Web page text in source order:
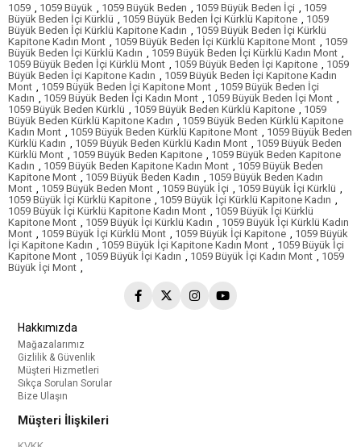
1059
1059 Büyük 1059 Büyük Beden 1059 Büyük Beden İçi
1059
Büyük Beden İçi Kürklü
1059 Büyük Beden İçi Kürklü Kapitone
1059
Büyük Beden İçi Kürklü Kapitone Kadın
1059 Büyük Beden İçi Kürklü
Kapitone Kadın Mont
1059 Büyük Beden İçi Kürklü Kapitone Mont
1059
Büyük Beden İçi Kürklü Kadın
1059 Büyük Beden İçi Kürklü Kadın Mont
1059 Büyük Beden İçi Kürklü Mont
1059 Büyük Beden İçi Kapitone
1059
Büyük Beden İçi Kapitone Kadın
1059 Büyük Beden İçi Kapitone Kadın
Mont
1059 Büyük Beden İçi Kapitone Mont
1059 Büyük Beden İçi
Kadın
1059 Büyük Beden İçi Kadın Mont 1059 Büyük Beden İçi Mont
1059 Büyük Beden Kürklü
1059 Büyük Beden Kürklü Kapitone
1059
Büyük Beden Kürklü Kapitone Kadın
1059 Büyük Beden Kürklü Kapitone
Kadın Mont
1059 Büyük Beden Kürklü Kapitone Mont
1059 Büyük Beden
Kürklü Kadın
1059 Büyük Beden Kürklü Kadın Mont
1059 Büyük Beden
Kürklü Mont
1059 Büyük Beden Kapitone
1059 Büyük Beden Kapitone
Kadın
1059 Büyük Beden Kapitone Kadın Mont
1059 Büyük Beden
Kapitone Mont
1059 Büyük Beden Kadın
1059 Büyük Beden Kadın
Mont
1059 Büyük Beden Mont 1059 Büyük İçi 1059 Büyük İçi Kürklü
1059 Büyük İçi Kürklü Kapitone
1059 Büyük İçi Kürklü Kapitone Kadın
1059 Büyük İçi Kürklü Kapitone Kadın Mont
1059 Büyük İçi Kürklü
Kapitone Mont
1059 Büyük İçi Kürklü Kadın
1059 Büyük İçi Kürklü Kadın
Mont
1059 Büyük İçi Kürklü Mont 1059 Büyük İçi Kapitone
1059 Büyük
İçi Kapitone Kadın
1059 Büyük İçi Kapitone Kadın Mont
1059 Büyük İçi
Kapitone Mont
1059 Büyük İçi Kadın 1059 Büyük İçi Kadın Mont
1059
Büyük İçi Mont
Hakkımızda
Mağazalarımız
Gizlilik & Güvenlik
Müşteri Hizmetleri
Sıkça Sorulan Sorular
Bize Ulaşın
Müşteri İlişkileri